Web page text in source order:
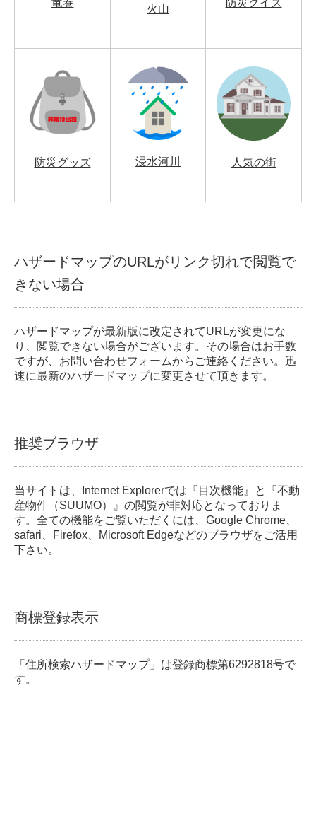
竜巻
火山
防災クイズ
防災グッズ 浸水河川 人気の街
ハザードマップのURLがリンク切れで閲覧で
きない場合
ハザードマップが最新版に改定されてURLが変更にな
り、閲覧できない場合がございます。その場合はお手数
ですが、 お問い合わせフォームからご連絡ください。迅
速に最新のハザードマップに変更させて頂きます。
推奨ブラウザ
当サイトは、Internet Explorerでは『目次機能』と『不動
産物件（SUUMO）』の閲覧が非対応となっておりま
す。全ての機能をご覧いただくには、Google Chrome、
safari、Firefox、Microsoft Edgeなどのブラウザをご活用
下さい。
商標登録表示
「住所検索ハザードマップ」は登録商標第6292818号で
す。